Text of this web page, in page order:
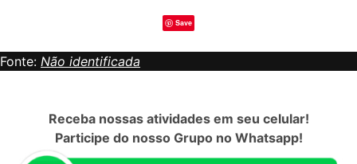
Save
Fonte: Não identificada
Receba nossas atividades em seu celular!
Participe do nosso Grupo no Whatsapp!